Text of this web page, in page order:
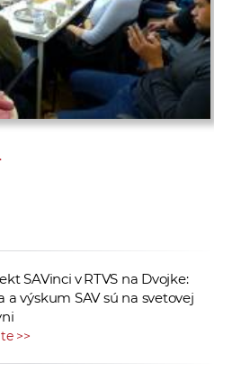
SAVinci v RTVS na Dvojke:
a výskum SAV sú na svetovej
>>